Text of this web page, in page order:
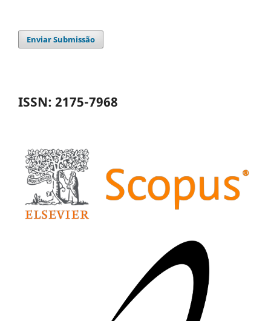
Enviar Submissão
ISSN: 2175-7968